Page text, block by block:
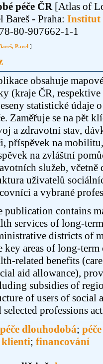
péče ČR[Atlas of
Bareš - Praha: Institut
80-907662-1-1
Pavel ]
obsahuje
(kraje ČR,
statistické údaje
Zaměřuje se na pět
a zdravotní stav,
příspěvek na
na zvláštní
služeb,
uživatelů
a vybrané
publication contains
services of long-
districts of
key areas of long-term
related benefits
aid allowance),
subsidies of
of users of social
selected professions
péče dlouhodobá;
klienti; financování